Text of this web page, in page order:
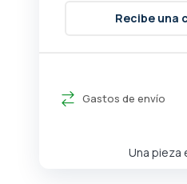
Gastos de envío
Una pieza
Recibe una